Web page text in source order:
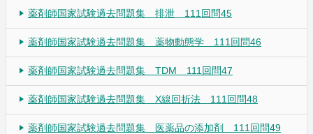
薬剤師国家試験過去問題集 排泄 111回問45
薬剤師国家試験過去問題集 薬物動態学 111回問46
薬剤師国家試験過去問題集 TDM 111回問47
薬剤師国家試験過去問題集 X線回折法 111回問48
薬剤師国家試験過去問題集 医薬品の添加剤 111回問49